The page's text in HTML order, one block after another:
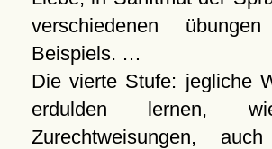
verschiedenen
Beispiels. …
Die vierte Stufe: jegliche
erdulden lernen,
Zurechtweisungen,